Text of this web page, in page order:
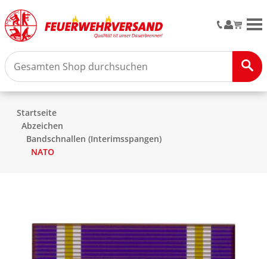
Startseite
Abzeichen
Bandschnallen (Interimsspangen)
NATO